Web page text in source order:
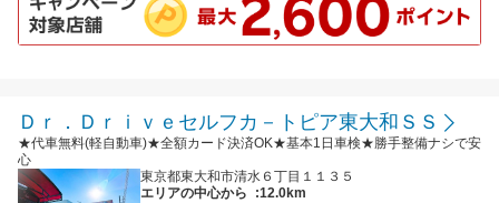
Ｄｒ．Ｄｒｉｖｅセルフカ－トピア東大和ＳＳ
★代車無料(軽自動車)★全額カード決済OK★基本1日車検★勝手整備ナシで安
心
東京都東大和市清水６丁目１１３５
エリアの中心から
:12.0km